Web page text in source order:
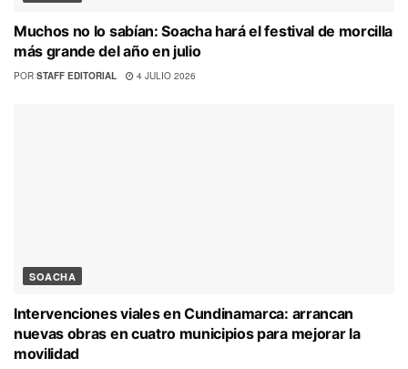
Muchos no lo sabían: Soacha hará el festival de morcilla
más grande del año en julio
POR STAFF EDITORIAL 4 JULIO 2026
SOACHA
Intervenciones viales en Cundinamarca: arrancan
nuevas obras en cuatro municipios para mejorar la
movilidad